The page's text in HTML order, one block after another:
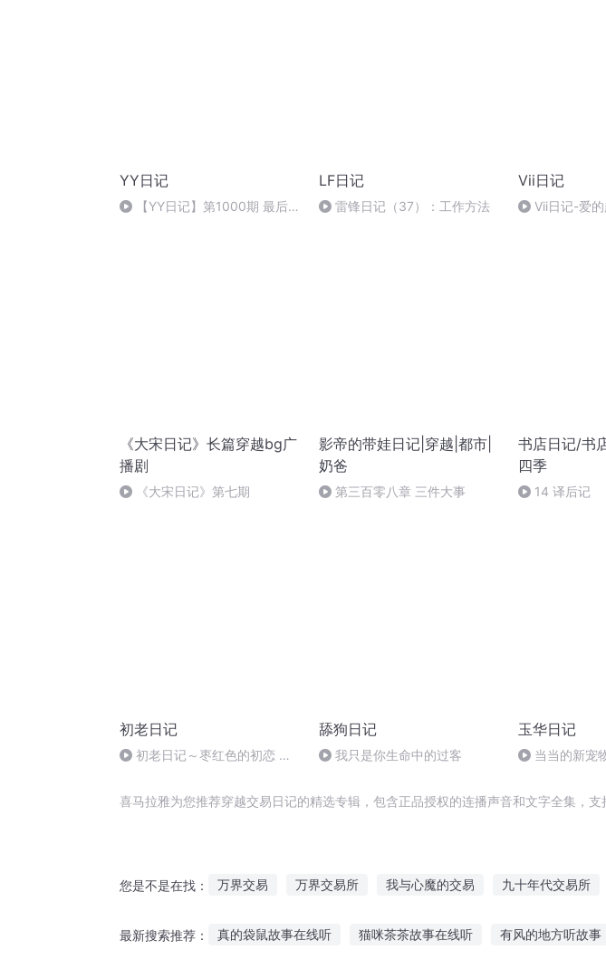
YY日记
【YY日记】第1000期 最后一
LF日记
雷锋日记（37）：工作方法
Vii日记
Vii日记-爱
《大宋日记》长篇穿越bg广
播剧
《大宋日记》第七期
影帝的带娃日记|穿越|都市|
奶爸
第三百零八章 三件大事
书店日记/书
四季
14 译后记
初老日记
初老日记～枣红色的初恋 访
舔狗日记
我只是你生命中的过客
玉华日记
当当的新宠
喜马拉雅为您推荐穿越交易日记的精选专辑，包含正品授权的连播声音和文字全集，支
您是不是在找： 万界交易 万界交易所 我与心魔的交易 九十年代交易所
最新搜索推荐： 真的袋鼠故事在线听 猫咪茶茶故事在线听 有风的地方听故事